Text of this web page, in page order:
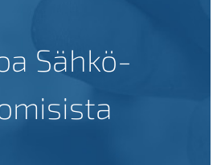
Sähkö-